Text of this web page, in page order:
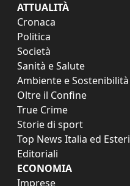
ATTUALITÀ
Cronaca
Politica
Società
Sanità e Salute
Ambiente e Sostenibilità
Oltre il Confine
True Crime
Storie di sport
Top News Italia ed Esteri
Editoriali
ECONOMIA
Imprese